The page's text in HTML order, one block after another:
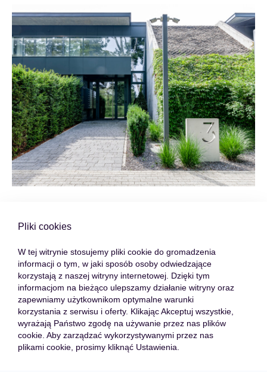
CIEKAWOSTKI CYPR PORADY
RYNEK NIERUCHOMOŚCI
Pliki cookies
W tej witrynie stosujemy pliki cookie do gromadzenia
informacji o tym, w jaki sposób osoby odwiedzające
korzystają z naszej witryny internetowej. Dzięki tym
informacjom na bieżąco ulepszamy działanie witryny oraz
zapewniamy użytkownikom optymalne warunki
korzystania z serwisu i oferty. Klikając Akceptuj wszystkie,
wyrażają Państwo zgodę na używanie przez nas plików
cookie. Aby zarządzać wykorzystywanymi przez nas
plikami cookie, prosimy kliknąć Ustawienia.